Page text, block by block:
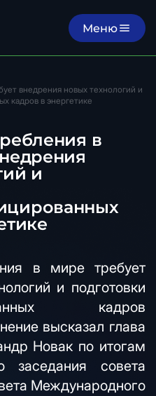
Меню
внедрения новых технологий и
кадров в энергетике
в
и
в мире требует
и подготовки
кадров
высказал глава
Новак по итогам
заседания совета
Международного